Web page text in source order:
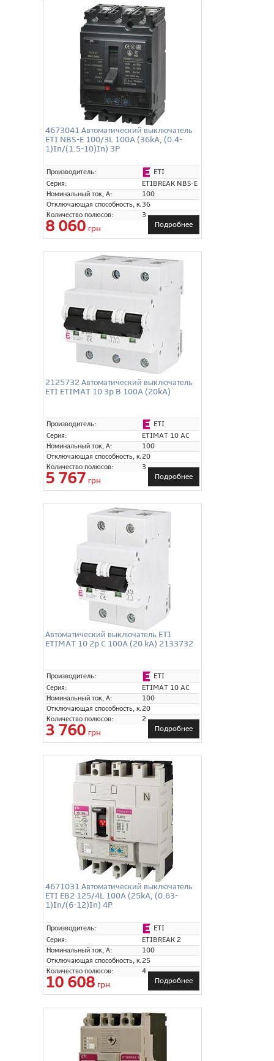
4673041 Автоматический выключатель
ETI NBS-E 100/3L 100A (36kA, (0.4-
1)In/(1.5-10)In) 3P
Производитель:
ETI
Серия:
ETIBREAK NBS-E
Номинальный ток, А:
100
Отключающая способность, кА:36
Количество полюсов:
3
8 060 грн Подробнее
2125732 Автоматический выключатель
ETI ETIMAT 10 3p B 100A (20kA)
Производитель:
ETI
Серия:
ETIMAT 10 AC
Номинальный ток, А:
100
Отключающая способность, кА:20
Количество полюсов:
3
5 767 грн Подробнее
Автоматический выключатель ETI
ETIMAT 10 2p C 100A (20 kA) 2133732
Производитель:
ETI
Серия:
ETIMAT 10 AC
Номинальный ток, А:
100
Отключающая способность, кА:20
Количество полюсов:
2
3 760 грн Подробнее
4671031 Автоматический выключатель
ETI EB2 125/4L 100A (25kA, (0.63-
1)In/(6-12)In) 4P
Производитель:
ETI
Серия:
ETIBREAK 2
Номинальный ток, А:
100
Отключающая способность, кА:25
Количество полюсов:
4
10 608 грн Подробнее